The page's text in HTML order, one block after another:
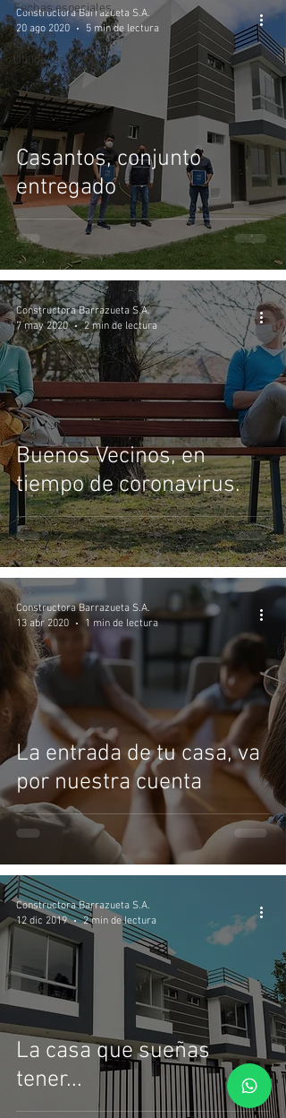
Fechas especiales
Mujeres
Utilidades
Casantos, conjunto
entregado
Constructora Barrazueta S.A.
20 ago 2020
5 min de lectura
Buenos Vecinos, en
tiempo de coronavirus.
Constructora Barrazueta S.A.
7 may 2020
2 min de lectura
La entrada de tu casa, va
por nuestra cuenta
Constructora Barrazueta S.A.
13 abr 2020
1 min de lectura
La casa que sueñas
tener...
Constructora Barrazueta S.A.
12 dic 2019
2 min de lectura